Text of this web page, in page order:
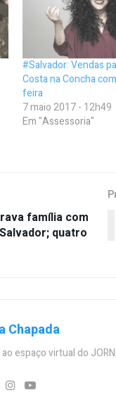
#Salvador: Vendas
Costa na Concha
feira
7 maio 2017 - 12h49
Em "Assessoria"
família com
quatro
Chapada
espaço virtual do